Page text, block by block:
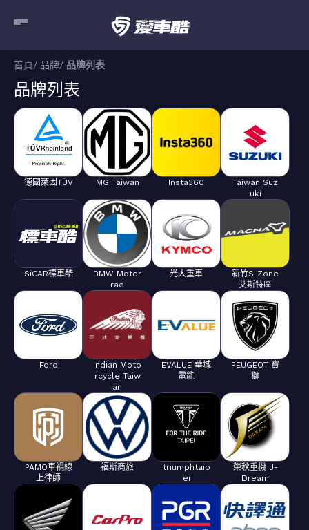
首頁 品牌 品牌列表
品牌列表
德國萊因TÜV MG Taiwan Insta360
Taiwan Suz
uki
SiCAR標車酷
BMW Motor
rad
光大重車
新竹S-Zone
艾斯特區
Ford
Indian Moto
rcycle Taiw
an
EVALUE 華城
電能
PEUGEOT 寶
獅
PAMO車禍線
上律師
福斯商旅
triumphtaip
ei
榮秋重機 J-
Dream